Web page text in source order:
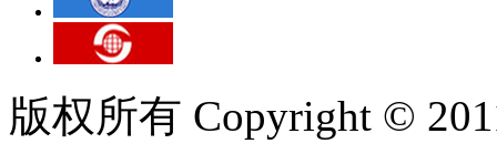
版权所有 Copyright ©